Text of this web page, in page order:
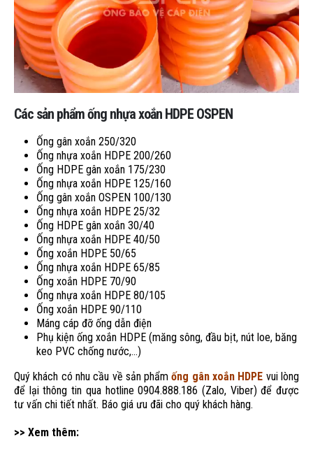
Các sản phẩm ống nhựa xoắn HDPE OSPEN
Ống gân xoắn 250/320
Ống nhựa xoắn HDPE 200/260
Ống HDPE gân xoắn 175/230
Ống nhựa xoắn HDPE 125/160
Ống gân xoắn OSPEN 100/130
Ống nhựa xoắn HDPE 25/32
Ống HDPE gân xoắn 30/40
Ống nhựa xoắn HDPE 40/50
Ống xoắn HDPE 50/65
Ống nhựa xoắn HDPE 65/85
Ống xoắn HDPE 70/90
Ống nhựa xoắn HDPE 80/105
Ống xoắn HDPE 90/110
Máng cáp đỡ ống dẫn điện
Phụ kiện ống xoắn HDPE (măng sông, đầu bịt, nút loe, băng
keo PVC chống nước,…)
Quý khách có nhu cầu về sản phẩmống gân xoắn HDPE vui lòng
để lại thông tin qua hotline 0904.888.186 (Zalo, Viber) để được
tư vấn chi tiết nhất. Báo giá ưu đãi cho quý khách hàng.
>> Xem thêm: